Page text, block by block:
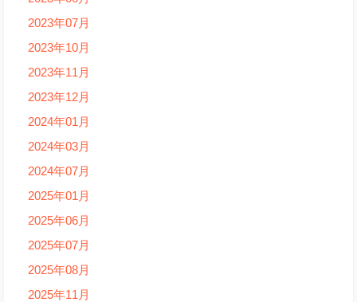
2023年07月
2023年10月
2023年11月
2023年12月
2024年01月
2024年03月
2024年07月
2025年01月
2025年06月
2025年07月
2025年08月
2025年11月